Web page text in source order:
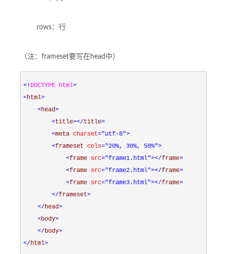
rows：行
（注：frameset要写在head中）
<! DOCTYPE html>
<html>
<head>
<title></title>
<meta charset="utf-8">
<frameset cols="20%, 30%, 50%">
<frame src="frame1.html"></frame>
<frame src="frame2.html"></frame>
<frame src="frame3.html"></frame>
</frameset>
</head>
<body>
</body>
</html>